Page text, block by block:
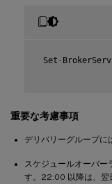
Set -
重要な考慮事項
デリバリーグループに
スケジュールオーバー
す。22:00 以降は、翌